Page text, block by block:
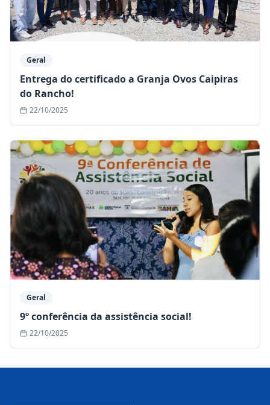
Geral
Entrega do certificado a Granja Ovos Caipiras
do Rancho!
22/10/2025
Geral
9º conferência da assistência social!
22/10/2025